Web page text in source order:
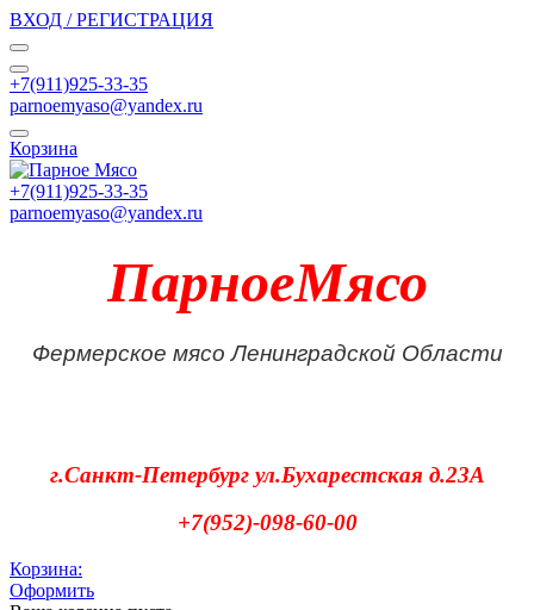
ВХОД / РЕГИСТРАЦИЯ
+7(911)925-33-35
parnoemyaso@yandex.ru
Корзина
+7(911)925-33-35
parnoemyaso@yandex.ru
ПарноеМясо
Фермерское мясо Ленинградской Области
г.Санкт-Петербург ул.Бухарестская д.23А
+7(952)-098-60-00
Корзина:
Оформить